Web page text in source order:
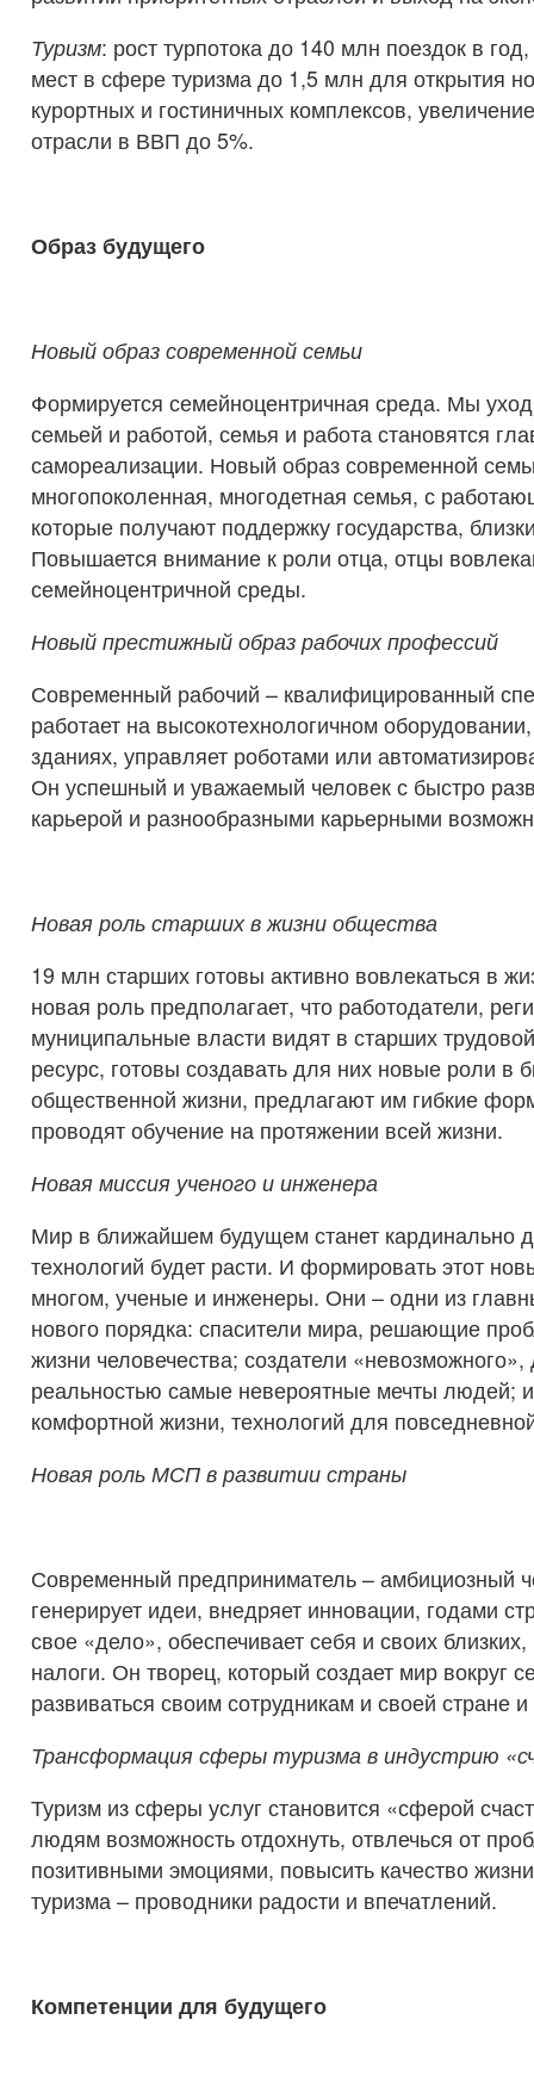
Туризм: рост турпотока до 140 млн поездок в
мест в сфере туризма до 1,5 млн для открытия
курортных и гостиничных комплексов,
отрасли в ВВП до 5%.
Образ будущего
Новый образ современной семьи
Формируется семейноцентричная среда. Мы
семьей и работой, семья и работа становятся
самореализации. Новый образ современной
многопоколенная, многодетная семья, с
которые получают поддержку государства,
Повышается внимание к роли отца, отцы
семейноцентричной среды.
Новый престижный образ рабочих профессий
Современный рабочий – квалифицированный
работает на высокотехнологичном
зданиях, управляет роботами или
Он успешный и уважаемый человек с быстро
карьерой и разнообразными карьерными
Новая роль старших в жизни общества
19 млн старших готовы активно вовлекаться в
новая роль предполагает, что работодатели,
муниципальные власти видят в старших
ресурс, готовы создавать для них новые роли в
общественной жизни, предлагают им гибкие
проводят обучение на протяжении всей жизни.
Новая миссия ученого и инженера
Мир в ближайшем будущем станет кардинально
технологий будет расти. И формировать этот
многом, ученые и инженеры. Они – одни из
нового порядка: спасители мира, решающие
жизни человечества; создатели
реальностью самые невероятные мечты людей;
комфортной жизни, технологий для
Новая роль МСП в развитии страны
Современный предприниматель – амбициозный
генерирует идеи, внедряет инновации, годами
свое «дело», обеспечивает себя и своих близких,
налоги. Он творец, который создает мир вокруг
развиваться своим сотрудникам и своей стране
Трансформация сферы туризма в индустрию
Туризм из сферы услуг становится «сферой
людям возможность отдохнуть, отвлечься от
позитивными эмоциями, повысить качество
туризма – проводники радости и впечатлений.
Компетенции для будущего